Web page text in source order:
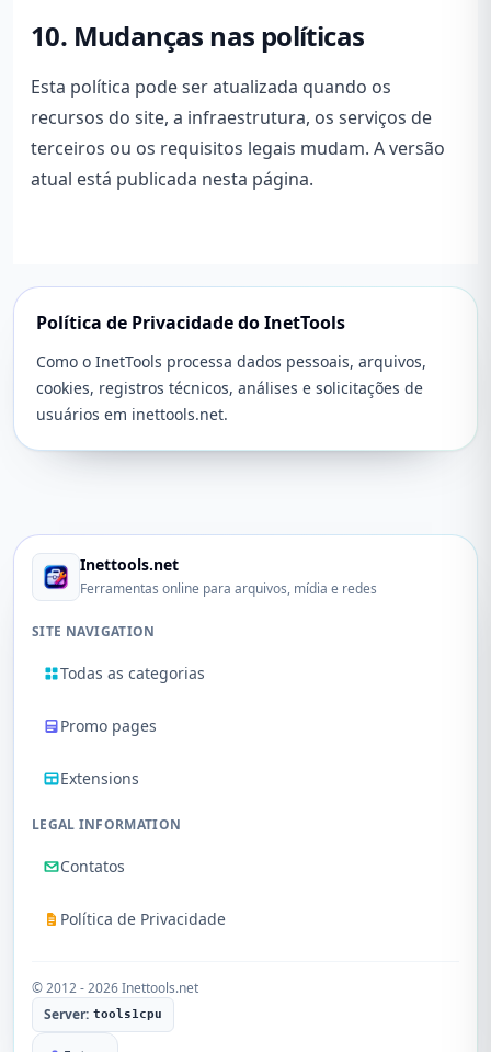
10. Mudanças nas políticas
Esta política pode ser atualizada quando os
recursos do site, a infraestrutura, os serviços de
terceiros ou os requisitos legais mudam. A versão
atual está publicada nesta página.
Política de Privacidade do InetTools
Como o InetTools processa dados pessoais, arquivos,
cookies, registros técnicos, análises e solicitações de
usuários em inettools.net.
Inettools.net
Ferramentas online para arquivos, mídia e redes
SITE NAVIGATION
Todas as categorias
Promo pages
Extensions
LEGAL INFORMATION
Contatos
Política de Privacidade
© 2012 - 2026 Inettools.net
Server: tools1cpu